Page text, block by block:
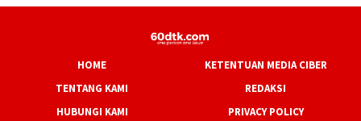
HOME
KETENTUAN MEDIA CIBER
TENTANG KAMI
REDAKSI
HUBUNGI KAMI
PRIVACY POLICY